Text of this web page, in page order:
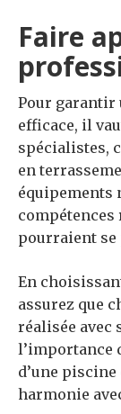
Faire
Pour garantir
efficace, il
spécialistes,
en
équipements
pourraient
En
assurez que
réalisée avec
l’importance
d’une
harmonie